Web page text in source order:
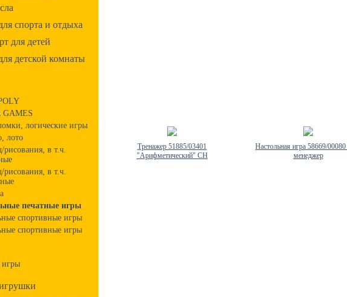
спорта и отдыха
для детей
детской комнаты
GAMES
логические игры
лото
рисования, в т.ч.
рисования, в т.ч.
печатные игры
спортивные игры
спортивные игры
игры
Тренажер 51885/03401
"Арифметический" СН
Настольная игра 58669/
менеджер